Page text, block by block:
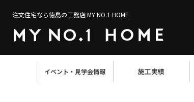
注文住宅なら徳島の工務店 MY NO.1 HOME
イベント・見学会情報 施工実績